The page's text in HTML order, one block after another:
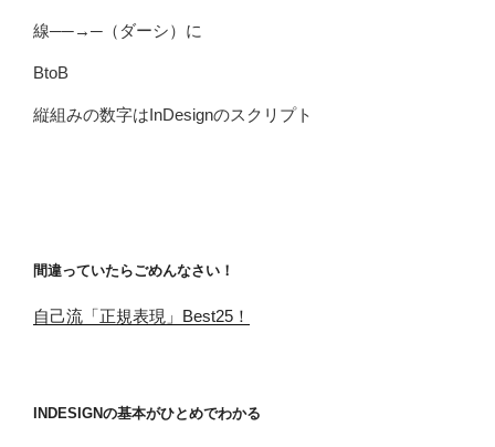
線──→─（ダーシ）に
BtoB
縦組みの数字はInDesignのスクリプト
間違っていたらごめんなさい！
自己流「正規表現」Best25！
INDESIGNの基本がひとめでわかる